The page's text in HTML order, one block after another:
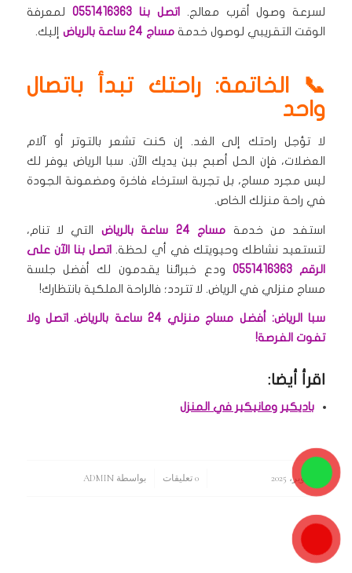
لسرعة وصول أقرب معالج.
اتصل بنا 0551416363
لمعرفة
الوقت التقريبي لوصول خدمة مساج 24 ساعة بالرياض إليك.
📞 الخاتمة: راحتك تبدأ باتصال
واحد
لا تؤجل راحتك إلى الغد. إن كنت تشعر بالتوتر أو آلام
العضلات، فإن الحل أصبح بين يديك الآن. سبا الرياض يوفر لك
ليس مجرد مساج، بل تجربة استرخاء فاخرة ومضمونة الجودة
في راحة منزلك الخاص.
استفد من خدمة مساج 24 ساعة بالرياض
التي لا تنام،
لتستعيد نشاطك وحيويتك في أي لحظة. اتصل بنا الآن على
الرقم 0551416363
ودع خبرائنا يقدمون لك أفضل جلسة
مساج منزلي في الرياض. لا تتردد؛ فالراحة الملكية بانتظارك!
سبا الرياض: أفضل مساج منزلي 24 ساعة بالرياض. اتصل ولا
تفوت الفرصة!
اقرأ أيضا:
باديكير ومانيكير في المنزل
0 تعليقات بواسطةADMIN